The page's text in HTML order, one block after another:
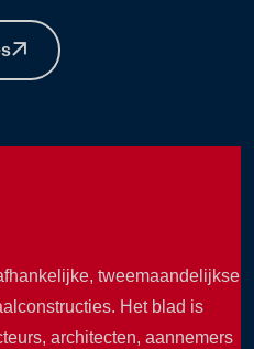
tweemaandelijkse
Het blad is
architecten, aannemers